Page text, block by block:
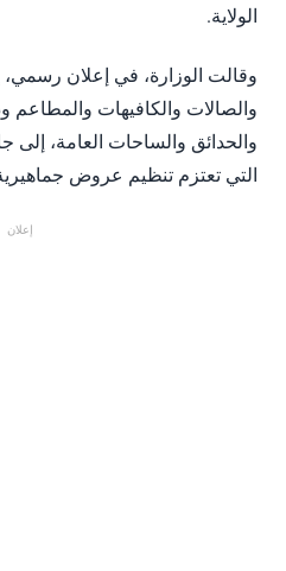
الولاية.
وقالت الوزارة، في إعلان رسمي،
والصالات والكافيهات والمطاعم
والحدائق والساحات العامة، إلى
التي تعتزم تنظيم عروض
إعلان